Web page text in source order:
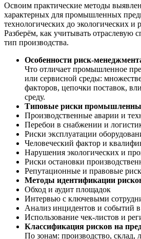
Освоим практические методы
характерных для промышленных
технологических до экологических и
Разберём, как учитывать отраслевую
тип производства.
Особенности риск-
Что отличает промышленное
или сервисной среды:
факторов, цепочки поставок,
среду.
Типовые риски
Производственные аварии и
Перебои в снабжении и
Риски эксплуатации
Человеческий фактор и
Нарушения экологических и
Риски остановки
Репутационные и правовые
Методы идентификации
Обход и аудит площадок
Интервью с ключевыми
Анализ инцидентов и событий
Использование чек-листов и
Классификация рисков на
По зонам: производство, склад,